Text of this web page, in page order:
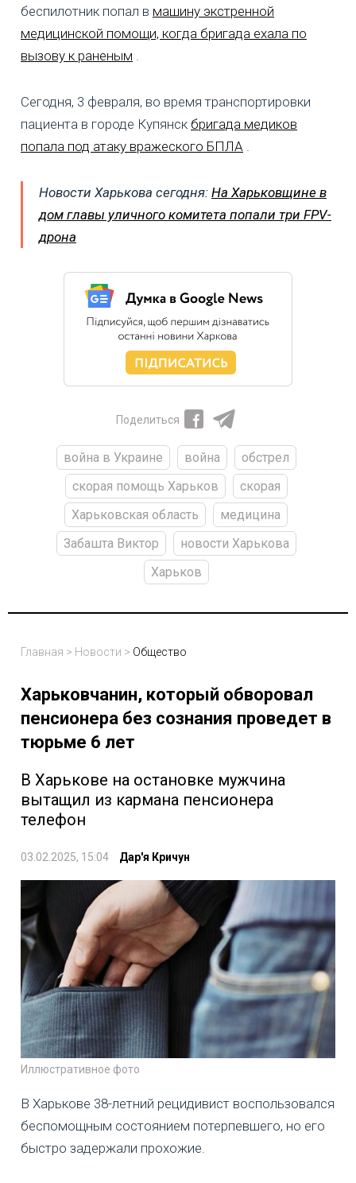
беспилотник попал в машину экстренной
медицинской помощи, когда бригада ехала по
вызову к раненым .
Сегодня, 3 февраля, во время транспортировки
пациента в городе Купянск бригада медиков
попала под атаку вражеского БПЛА .
Новости Харькова сегодня: На Харьковщине в
дом главы уличного комитета попали три FPV-
дрона
Поделиться
война в Украине война
обстрел
скорая помощь Харьков
скорая
Харьковская область
медицина
Забашта Виктор
новости Харькова
Харьков
Главная > Новости > Общество
Харьковчанин, который обворовал
пенсионера без сознания проведет в
тюрьме 6 лет
В Харькове на остановке мужчина
вытащил из кармана пенсионера
телефон
03.02.2025, 15:04 Дар'я Кричун
Иллюстративное фото
В Харькове 38-летний рецидивист воспользовался
беспомощным состоянием потерпевшего, но его
быстро задержали прохожие.